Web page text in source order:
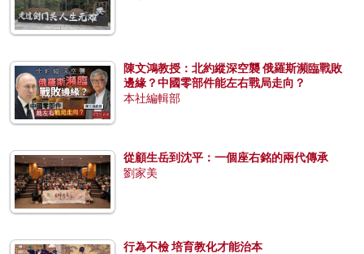
陳文鴻教授：北約縱深空襲 俄羅斯瀕臨戰敗
邊緣？中國零部件能左右戰局走向？
本社編輯部
從顧生岳到沈平：一個座右銘的兩代傳承
劉家美
行為不檢 培育教化才能治本